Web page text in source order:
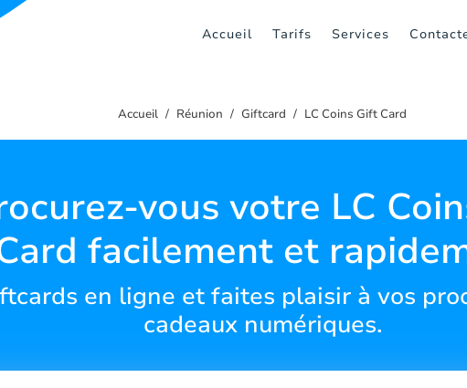
Accueil Tarifs Services
Accueil Réunion Giftcard LC Coins Gift Card
vous votre LC
facilement et
en ligne et faites plaisir à vos
cadeaux numériques.